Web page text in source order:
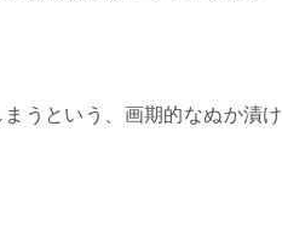
うという、画期的なぬか漬け